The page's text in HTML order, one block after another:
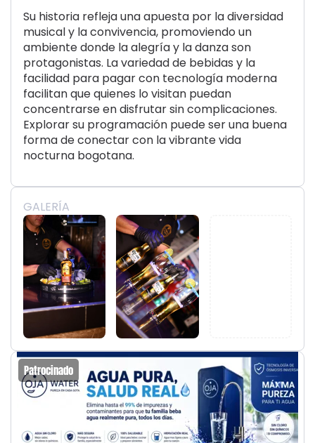
Su historia refleja una apuesta por la diversidad
musical y la convivencia, promoviendo un
ambiente donde la alegría y la danza son
protagonistas. La variedad de bebidas y la
facilidad para pagar con tecnología moderna
facilitan que quienes lo visitan puedan
concentrarse en disfrutar sin complicaciones.
Explorar su programación puede ser una buena
forma de conectar con la vibrante vida
nocturna bogotana.
GALERÍA
Patrocinado